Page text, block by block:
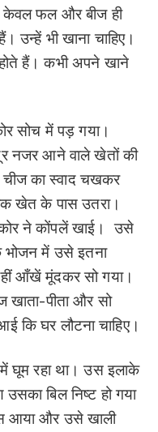
केवल फल और बीज ही
उन्हें भी खाना चाहिए।
हैं। कभी अपने खाने
सोच में पड़ गया।
नजर आने वाले खेतों की
का स्वाद चखकर
खेत के पास उतरा।
ने कोंपलें खाई। उसे
भोजन में उसे इतना
आँखें मूंदकर सो गया।
खाता-पीता और सो
कि घर लौटना चाहिए।
घूम रहा था। उस इलाके
बिल निष्ट हो गया
आया और उसे खाली